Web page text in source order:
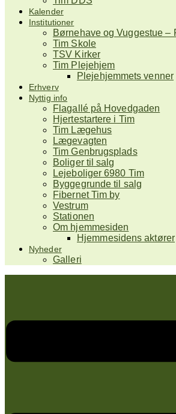
Kalender
Institutioner
Børnehave og Vuggestue –
Tim Skole
TSV Kirker
Tim Plejehjem
Plejehjemmets venner
Erhverv
Nyttig info
Flagallé på Hovedgaden
Hjertestartere i Tim
Tim Lægehus
Lægevagten
Tim Genbrugsplads
Boliger til salg
Lejeboliger 6980 Tim
Byggegrunde til salg
Fibernet Tim by
Vestrum
Stationen
Om hjemmesiden
Hjemmesidens aktører
Nyheder
Galleri